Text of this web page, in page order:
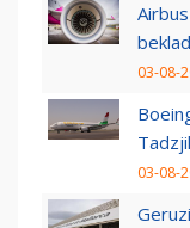
03-08-
03-08-